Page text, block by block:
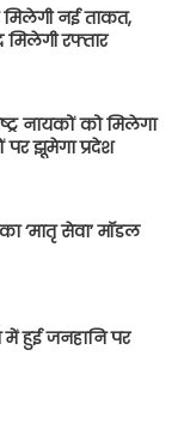
मिलेगी नई ताकत,
मिलेगी रफ्तार
नायकों को मिलेगा
पर झूमेगा प्रदेश
‘मातृ सेवा’ मॉडल
में हुई जनहानि पर